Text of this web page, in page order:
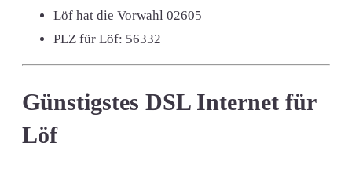
Löf hat die Vorwahl 02605
PLZ für Löf: 56332
Günstigstes DSL Internet für
Löf